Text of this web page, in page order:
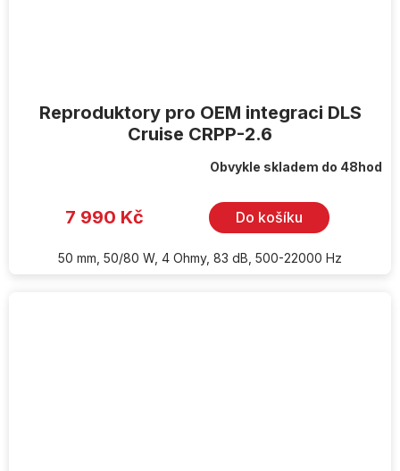
Reproduktory pro OEM integraci DLS
Cruise CRPP-2.6
Obvykle skladem do 48hod
7 990 Kč Do košíku
50 mm, 50/80 W, 4 Ohmy, 83 dB, 500-22000 Hz